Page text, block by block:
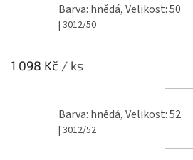
Barva: hnědá, Velikost: 50
| 3012/50
1 098 Kč / ks
Barva: hnědá, Velikost: 52
| 3012/52